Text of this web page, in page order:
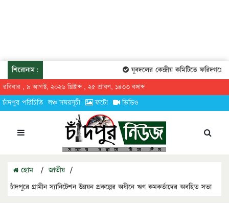
শিরোনাম: যুবদলের কেন্দ্রীয় কমিটিতে ফরিদগঞ্জের
রবিবার , ৯ আগস্ট, ২০২৬ খ্রিষ্টাব্দ , ২৫ শ্রাবণ, ১৪৩৩ বঙ্গাব্দ
চাঁদপুর পরিচিতি লঞ্চ সময়সূচী ফটো ভিডিও
হোম / জাতীয় /
চাঁদপুরে গ্রামীন স্যানিটেশন উন্নয়ন প্রকল্পের অধীনে ঋণ কমকর্তাদের অবহিত সভা